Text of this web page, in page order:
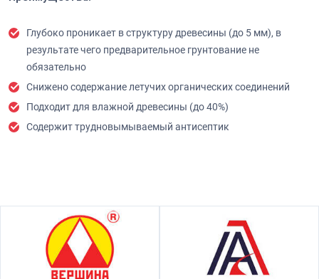
Глубоко проникает в структуру древесины (до 5 мм), в
результате чего предварительное грунтование не
обязательно
Снижено содержание летучих органических соединений
Подходит для влажной древесины (до 40%)
Содержит трудновымываемый антисептик